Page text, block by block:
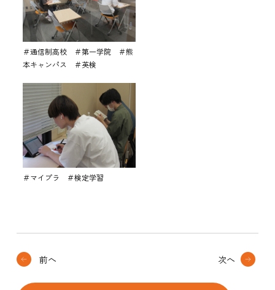
＃通信制高校 ＃第一学院 ＃熊
本キャンパス ＃英検
＃マイプラ ＃検定学習
前へ 次へ